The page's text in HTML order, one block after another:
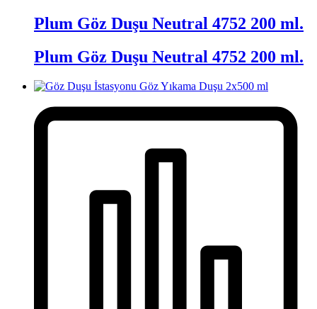
Plum Göz Duşu Neutral 4752 200 ml.
Plum Göz Duşu Neutral 4752 200 ml.